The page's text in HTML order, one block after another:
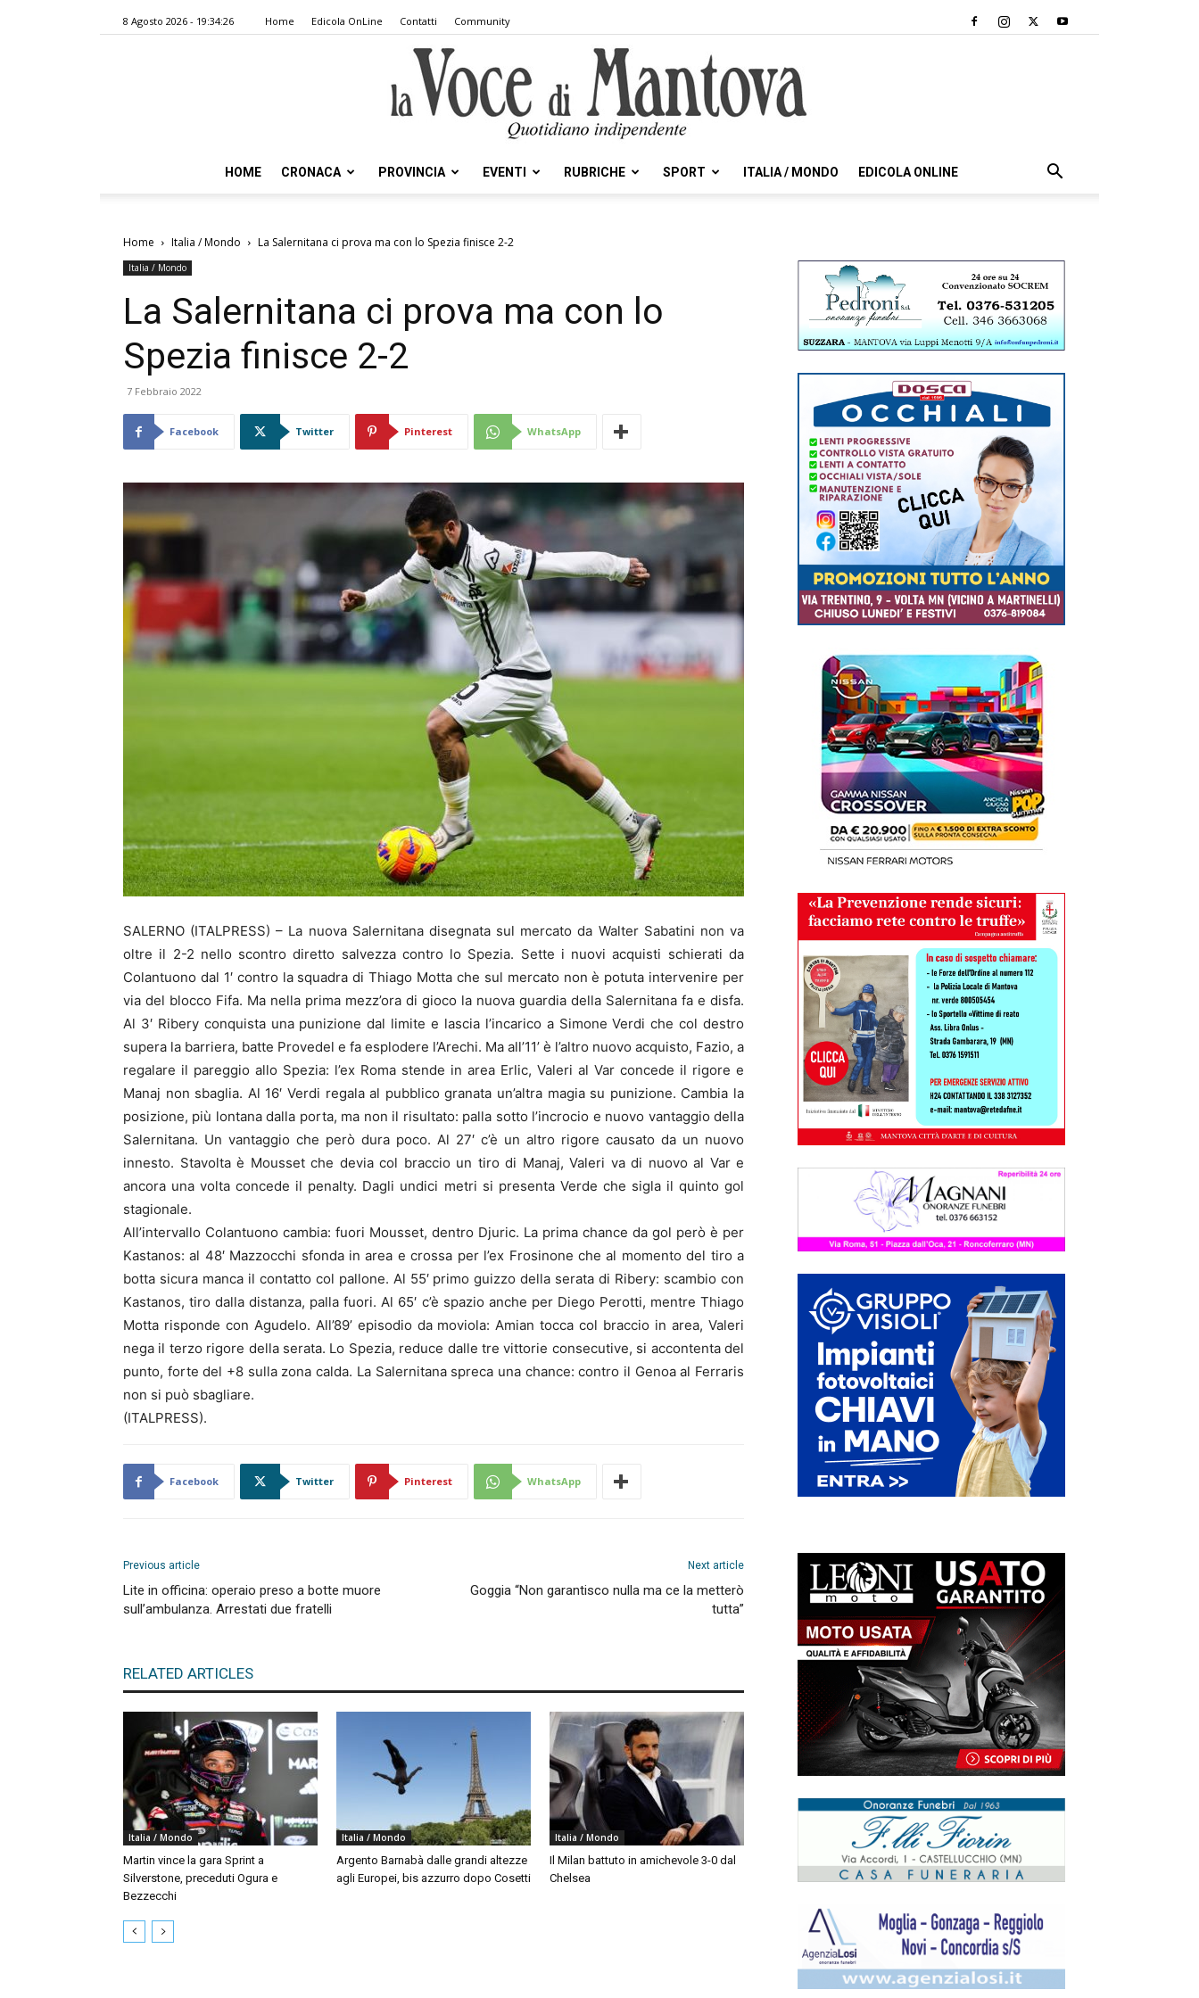
8 Agosto 2026 - 19:34:26 Home Edicola OnLine Contatti Community
Voce
Mantova
HOME CRONACA PROVINCIA EVENTI RUBRICHE SPORT ITALIA / MONDO EDICOLA ONLINE
Home Italia / Mondo La Salernitana ci prova ma con lo Spezia finisce 2-2
Italia / Mondo
La Salernitana ci prova ma con lo
Spezia finisce 2-2
7 Febbraio 2022
Facebook Twitter Pinterest WhatsApp
SALERNO (ITALPRESS) – La nuova Salernitana disegnata sul mercato da Walter Sabatini non va
oltre il 2-2 nello scontro diretto salvezza contro lo Spezia. Sette i nuovi acquisti schierati da
Colantuono dal 1′ contro la squadra di Thiago Motta che sul mercato non è potuta intervenire per
via del blocco Fifa. Ma nella prima mezz’ora di gioco la nuova guardia della Salernitana fa e disfa.
Al 3′ Ribery conquista una punizione dal limite e lascia l’incarico a Simone Verdi che col destro
supera la barriera, batte Provedel e fa esplodere l’Arechi. Ma all’11’ è l’altro nuovo acquisto, Fazio, a
regalare il pareggio allo Spezia: l’ex Roma stende in area Erlic, Valeri al Var concede il rigore e
Manaj non sbaglia. Al 16′ Verdi regala al pubblico granata un’altra magia su punizione. Cambia la
posizione, più lontana dalla porta, ma non il risultato: palla sotto l’incrocio e nuovo vantaggio della
Salernitana. Un vantaggio che però dura poco. Al 27′ c’è un altro rigore causato da un nuovo
innesto. Stavolta è Mousset che devia col braccio un tiro di Manaj, Valeri va di nuovo al Var e
ancora una volta concede il penalty. Dagli undici metri si presenta Verde che sigla il quinto gol
stagionale.
All’intervallo Colantuono cambia: fuori Mousset, dentro Djuric. La prima chance da gol però è per
Kastanos: al 48′ Mazzocchi sfonda in area e crossa per l’ex Frosinone che al momento del tiro a
botta sicura manca il contatto col pallone. Al 55′ primo guizzo della serata di Ribery: scambio con
Kastanos, tiro dalla distanza, palla fuori. Al 65′ c’è spazio anche per Diego Perotti, mentre Thiago
Motta risponde con Agudelo. All’89’ episodio da moviola: Amian tocca col braccio in area, Valeri
nega il terzo rigore della serata. Lo Spezia, reduce dalle tre vittorie consecutive, si accontenta del
punto, forte del +8 sulla zona calda. La Salernitana spreca una chance: contro il Genoa al Ferraris
non si può sbagliare.
(ITALPRESS).
Facebook Twitter Pinterest WhatsApp
Previous article
Lite in officina: operaio preso a botte muore
sull’ambulanza. Arrestati due fratelli
Next article
Goggia “Non garantisco nulla ma ce la metterò
tutta”
RELATED ARTICLES
Italia / Mondo
Martin vince la gara Sprint a
Silverstone, preceduti Ogura e
Bezzecchi
Italia / Mondo
Argento Barnabà dalle grandi altezze
agli Europei, bis azzurro dopo Cosetti
Italia / Mondo
Il Milan battuto in amichevole 3-0 dal
Chelsea